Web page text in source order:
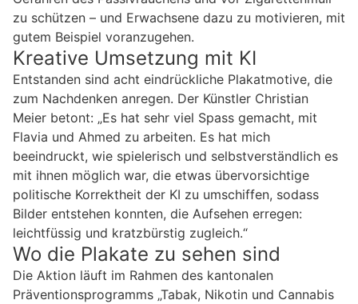
zu schützen – und Erwachsene dazu zu motivieren, mit
gutem Beispiel voranzugehen.
Kreative Umsetzung mit KI
Entstanden sind acht eindrückliche Plakatmotive, die
zum Nachdenken anregen. Der Künstler Christian
Meier betont: „Es hat sehr viel Spass gemacht, mit
Flavia und Ahmed zu arbeiten. Es hat mich
beeindruckt, wie spielerisch und selbstverständlich es
mit ihnen möglich war, die etwas übervorsichtige
politische Korrektheit der KI zu umschiffen, sodass
Bilder entstehen konnten, die Aufsehen erregen:
leichtfüssig und kratzbürstig zugleich.“
Wo die Plakate zu sehen sind
Die Aktion läuft im Rahmen des kantonalen
Präventionsprogramms „Tabak, Nikotin und Cannabis